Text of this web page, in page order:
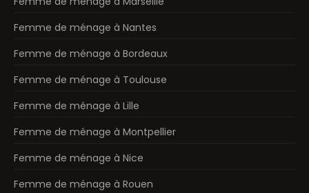
Femme de ménage à Nantes
Femme de ménage à Bordeaux
Femme de ménage à Toulouse
Femme de ménage à Lille
Femme de ménage à Montpellier
Femme de ménage à Nice
Femme de ménage à Rouen